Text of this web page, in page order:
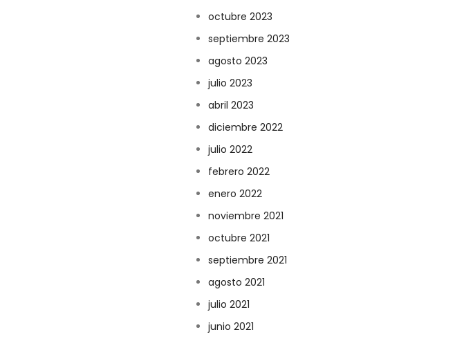
octubre 2023
septiembre 2023
agosto 2023
julio 2023
abril 2023
diciembre 2022
julio 2022
febrero 2022
enero 2022
noviembre 2021
octubre 2021
septiembre 2021
agosto 2021
julio 2021
junio 2021